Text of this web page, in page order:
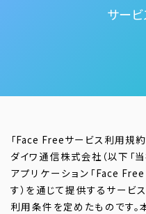
サー
「Face Freeサービス利用規約
ダイワ通信株式会社（以下「
アプリケーション「Face Free
す）を通じて提供するサービ
利用条件を定めたものです。